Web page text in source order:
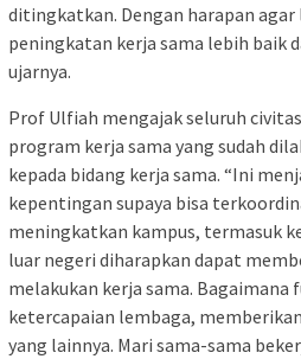
ditingkatkan. Dengan harapan
peningkatan kerja sama lebih baik
ujarnya.
Prof Ulfiah mengajak seluruh
program kerja sama yang sudah
kepada bidang kerja sama. “Ini
kepentingan supaya bisa
meningkatkan kampus, termasuk
luar negeri diharapkan dapat
melakukan kerja sama. Bagaimana
ketercapaian lembaga,
yang lainnya. Mari sama-sama